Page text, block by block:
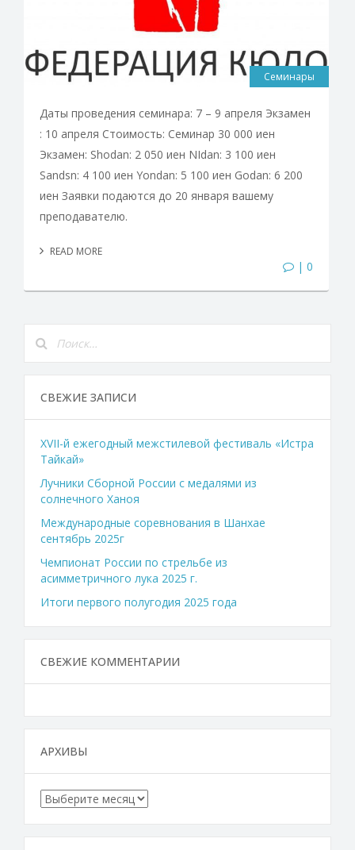
Семинары
Даты проведения семинара: 7 – 9 апреля Экзамен
: 10 апреля Стоимость: Семинар 30 000 иен
Экзамен: Shodan: 2 050 иен NIdan: 3 100 иен
Sandsn: 4 100 иен Yondan: 5 100 иен Godan: 6 200
иен Заявки подаются до 20 января вашему
преподавателю.
READ MORE
| 0
СВЕЖИЕ ЗАПИСИ
XVII-й ежегодный межстилевой фестиваль «Истра
Тайкай»
Лучники Сборной России с медалями из
солнечного Ханоя
Международные соревнования в Шанхае
сентябрь 2025г
Чемпионат России по стрельбе из
асимметричного лука 2025 г.
Итоги первого полугодия 2025 года
СВЕЖИЕ КОММЕНТАРИИ
АРХИВЫ
Архивы